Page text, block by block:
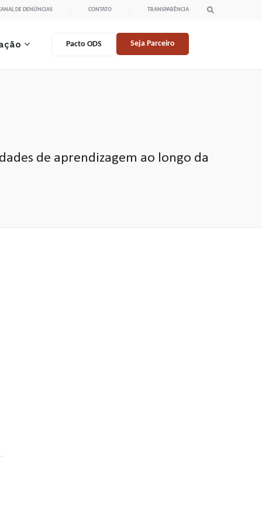
DE DENÚNCIAS CONTATO TRANSPARÊNCIA
Pacto ODS Seja Parceiro
de aprendizagem ao longo da